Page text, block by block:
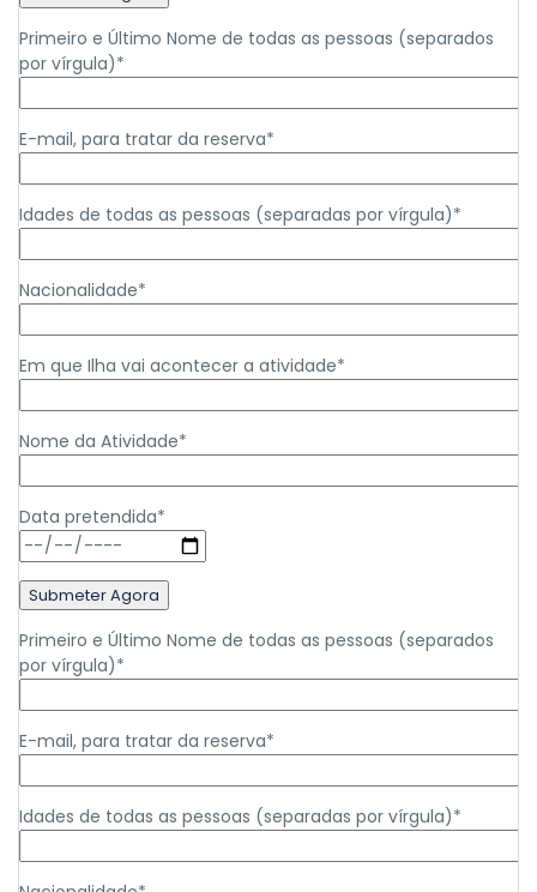
Primeiro e Último Nome de todas as pessoas (separados
por vírgula)*
E-mail, para tratar da reserva*
Idades de todas as pessoas (separadas por vírgula)*
Nacionalidade*
Em que Ilha vai acontecer a atividade*
Nome da Atividade*
Data pretendida*
Primeiro e Último Nome de todas as pessoas (separados
por vírgula)*
E-mail, para tratar da reserva*
Idades de todas as pessoas (separadas por vírgula)*